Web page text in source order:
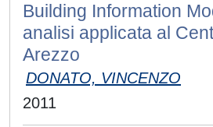
Building Information
analisi applicata al
Arezzo
DONATO, VINCENZO
2011